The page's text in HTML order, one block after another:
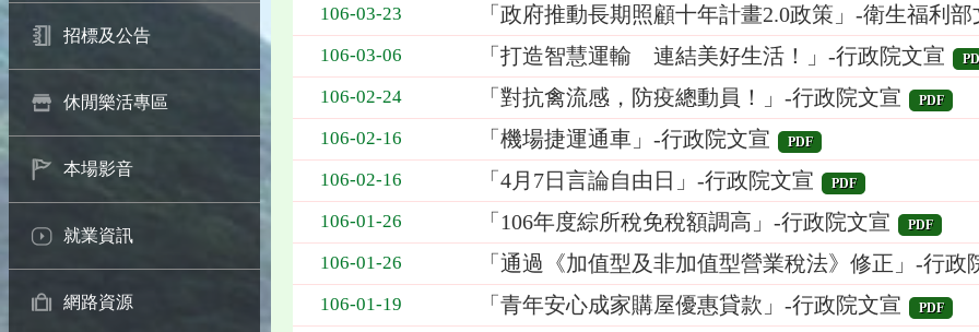
招標及公告
休閒樂活專區
本場影音
就業資訊
網路資源
106-03-23 「政府推動長期照顧十年計畫2.0政策」-衛生福利部
106-03-06 「打造智慧運輸 連結美好生活！」-行政院文宣
106-02-24 「對抗禽流感，防疫總動員！」-行政院文宣 PDF
106-02-16 「機場捷運通車」-行政院文宣 PDF
106-02-16 「4月7日言論自由日」-行政院文宣 PDF
106-01-26 「106年度綜所稅免稅額調高」-行政院文宣 PDF
106-01-26 「通過《加值型及非加值型營業稅法》修正」-行政
106-01-19 「青年安心成家購屋優惠貸款」-行政院文宣 PDF